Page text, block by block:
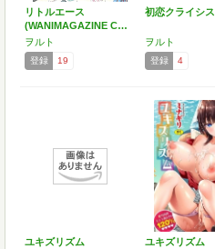
リトルエース
(WANIMAGAZINE C…
ヲルト
登録 19
初恋クライシス
ヲルト
登録 4
ユキズリズム
ユキズリズム